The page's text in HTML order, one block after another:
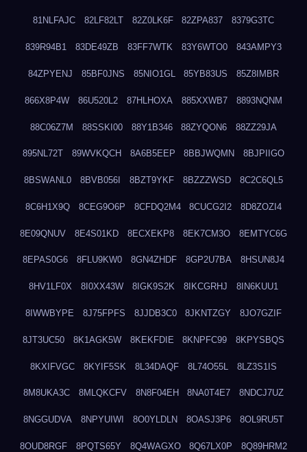
81NLFAJC 82LF82LT 82Z0LK6F 82ZPA837 8379G3TC
839R94B1 83DE49ZB 83FF7WTK 83Y6WTO0 843AMPY3
84ZPYENJ 85BF0JNS 85NIO1GL 85YB83US 85Z8IMBR
866X8P4W 86U520L2 87HLHOXA 885XXWB7 8893NQNM
88C06Z7M 88SSKI00 88Y1B346 88ZYQON6 88ZZ29JA
895NL72T 89WVKQCH 8A6B5EEP 8BBJWQMN 8BJPIIGO
8BSWANL0 8BVB056I 8BZT9YKF 8BZZZWSD 8C2C6QL5
8C6H1X9Q 8CEG9O6P 8CFDQ2M4 8CUCG2I2 8D8ZOZI4
8E09QNUV 8E4S01KD 8ECXEKP8 8EK7CM3O 8EMTYC6G
8EPAS0G6 8FLU9KW0 8GN4ZHDF 8GP2U7BA 8HSUN8J4
8HV1LF0X 8I0XX43W 8IGK9S2K 8IKCGRHJ 8IN6KUU1
8IWWBYPE 8J75FPFS 8JJDB3C0 8JKNTZGY 8JO7GZIF
8JT3UC50 8K1AGK5W 8KEKFDIE 8KNPFC99 8KPYSBQS
8KXIFVGC 8KYIF5SK 8L34DAQF 8L74O55L 8LZ3S1IS
8M8UKA3C 8MLQKCFV 8N8F04EH 8NA0T4E7 8NDCJ7UZ
8NGGUDVA 8NPYUIWI 8O0YLDLN 8OASJ3P6 8OL9RU5T
8OUD8RGF 8PQTS65Y 8Q4WAGXO 8Q67LX0P 8Q89HRM2